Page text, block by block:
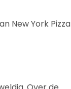
New York Pizza